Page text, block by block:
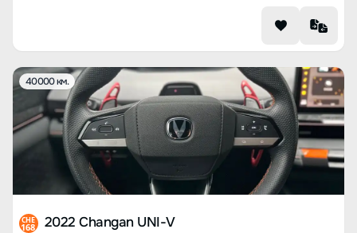
40000 км.
CHE
168 2022 Changan UNI-V